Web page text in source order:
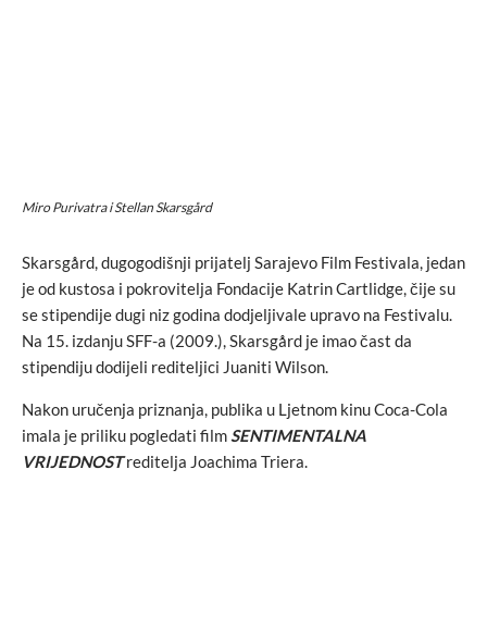
Miro Purivatra i Stellan Skarsgård
Skarsgård, dugogodišnji prijatelj Sarajevo Film Festivala, jedan
je od kustosa i pokrovitelja Fondacije Katrin Cartlidge, čije su
se stipendije dugi niz godina dodjeljivale upravo na Festivalu.
Na 15. izdanju SFF-a (2009.), Skarsgård je imao čast da
stipendiju dodijeli rediteljici Juaniti Wilson.
Nakon uručenja priznanja, publika u Ljetnom kinu Coca-Cola
imala je priliku pogledati filmSENTIMENTALNA
VRIJEDNOSTreditelja Joachima Triera.